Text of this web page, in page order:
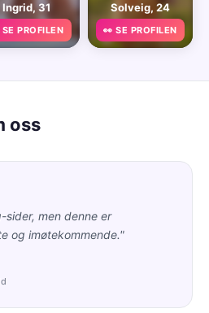
Ingrid, 31
SE PROFILEN
Solveig, 24
👀 SE PROFILEN
oss
men denne er
og imøtekommende."